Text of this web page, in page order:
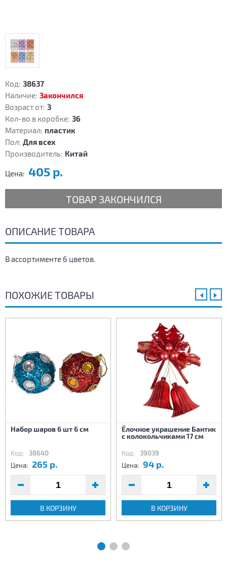
Код: 38637
Наличие: Закончился
Возраст от: 3
Кол-во в коробке: 36
Материал: пластик
Пол: Для всех
Производитель: Китай
Цена: 405 р.
ТОВАР ЗАКОНЧИЛСЯ
ОПИСАНИЕ ТОВАРА
В ассортименте 6 цветов.
ПОХОЖИЕ ТОВАРЫ
Набор шаров 6 шт 6 см
Код: 38640
Цена: 265 р.
В КОРЗИНУ
Ёлочное украшение Бантик
с колокольчиками 17 см
Код: 39039
Цена: 94 р.
В КОРЗИНУ